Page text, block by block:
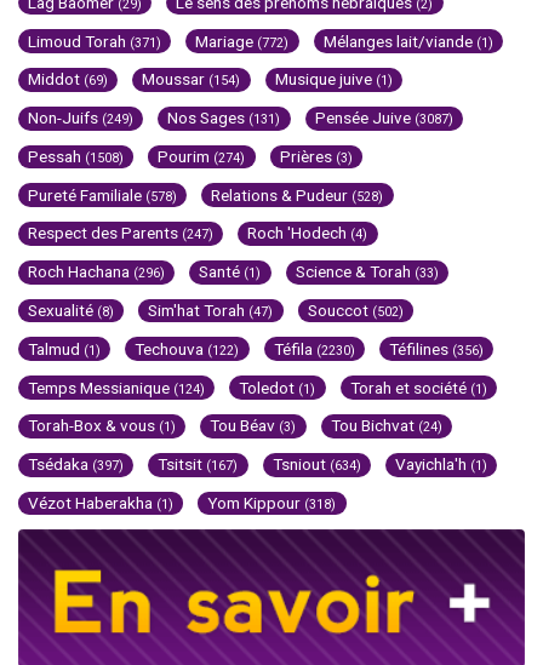
(29) (2)
Limoud Torah (371) Mariage (772) Mélanges lait/viande (1)
Middot (69) Moussar (154) Musique juive (1)
Non-Juifs (249) Nos Sages (131) Pensée Juive (3087)
Pessah (1508) Pourim (274) Prières (3)
Pureté Familiale (578) Relations & Pudeur (528)
Respect des Parents (247) Roch 'Hodech (4)
Roch Hachana (296) Santé (1) Science & Torah (33)
Sexualité (8) Sim'hat Torah (47) Souccot (502)
Talmud (1) Techouva (122) Téfila (2230) Téfilines (356)
Temps Messianique (124) Toledot (1) Torah et société (1)
Torah-Box & vous (1) Tou Béav (3) Tou Bichvat (24)
Tsédaka (397) Tsitsit (167) Tsniout (634) Vayichla'h (1)
Vézot Haberakha (1) Yom Kippour (318)